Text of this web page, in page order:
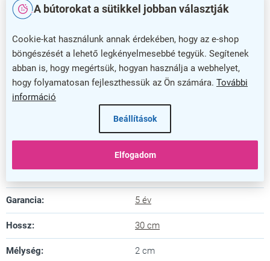
A bútorokat a sütikkel jobban választják
Cookie-kat használunk annak érdekében, hogy az e-shop
böngészését a lehető legkényelmesebbé tegyük. Segítenek
abban is, hogy megértsük, hogyan használja a webhelyet,
hogy folyamatosan fejleszthessük az Ön számára. További
információ
Beállítások
Elfogadom
Az 5 év garancia biztosítja, hogy hosszú távon is
megbízható terméket kap. Akár otthon, akár
irodában használja, ez a fa tábla tartós és praktikus
kiegészítő lesz a mindennapokban. Válassza a Fa
tábla 30 x 40 cm-et, és élvezze az egyszerű és
hatékony jegyzetelést!
Kiegészítő paraméterek
Fatáblák
Garancia: 5 év
Hossz: 30 cm
Mélység: 2 cm